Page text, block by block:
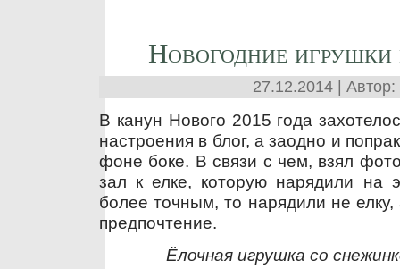
Новогодние
27.12.2014 | Автор:
В канун Нового 2015 года
настроения в блог, а заодно и
фоне боке. В связи с чем, взял
зал к елке, которую нарядили на
более точным, то нарядили не елку,
предпочтение.
Ёлочная игрушка со